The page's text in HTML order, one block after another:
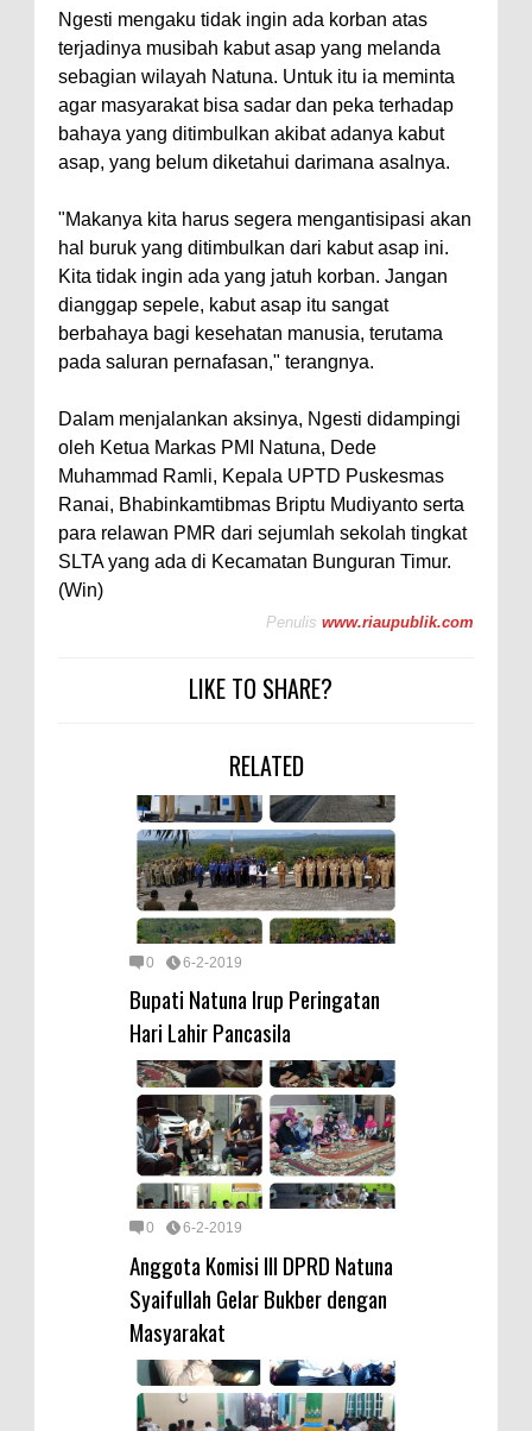
Ngesti mengaku tidak ingin ada korban atas
terjadinya musibah kabut asap yang melanda
sebagian wilayah Natuna. Untuk itu ia meminta
agar masyarakat bisa sadar dan peka terhadap
bahaya yang ditimbulkan akibat adanya kabut
asap, yang belum diketahui darimana asalnya.
"Makanya kita harus segera mengantisipasi akan
hal buruk yang ditimbulkan dari kabut asap ini.
Kita tidak ingin ada yang jatuh korban. Jangan
dianggap sepele, kabut asap itu sangat
berbahaya bagi kesehatan manusia, terutama
pada saluran pernafasan," terangnya.
Dalam menjalankan aksinya, Ngesti didampingi
oleh Ketua Markas PMI Natuna, Dede
Muhammad Ramli, Kepala UPTD Puskesmas
Ranai, Bhabinkamtibmas Briptu Mudiyanto serta
para relawan PMR dari sejumlah sekolah tingkat
SLTA yang ada di Kecamatan Bunguran Timur.
(Win)
Penulis www.riaupublik.com
LIKE TO SHARE?
RELATED
0 6-2-2019
Bupati Natuna Irup Peringatan
Hari Lahir Pancasila
0 6-2-2019
Anggota Komisi III DPRD Natuna
Syaifullah Gelar Bukber dengan
Masyarakat